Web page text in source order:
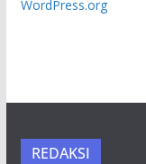
WordPress.org
REDAKSI